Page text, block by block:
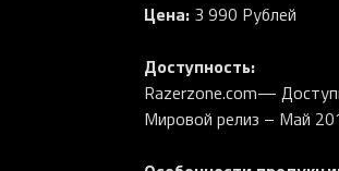
Цена: 3 990 Рублей
Доступность:
Razerzone.com—
Мировой релиз – Май